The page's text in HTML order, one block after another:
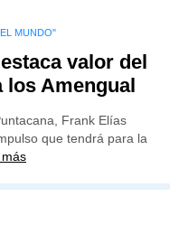
MUNDO"
valor del
los Amengual
Frank Elías
que tendrá para la